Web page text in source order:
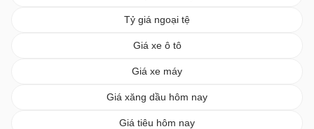
Tỷ giá ngoại tệ
Giá xe ô tô
Giá xe máy
Giá xăng dầu hôm nay
Giá tiêu hôm nay